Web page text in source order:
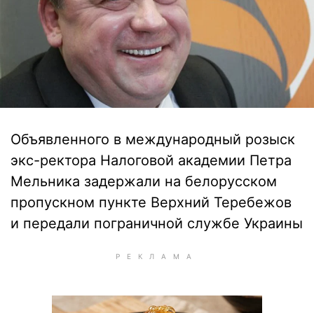
Объявленного в международный розыск
экс-ректора Налоговой академии Петра
Мельника задержали на белорусском
пропускном пункте Верхний Теребежов
и передали пограничной службе Украины